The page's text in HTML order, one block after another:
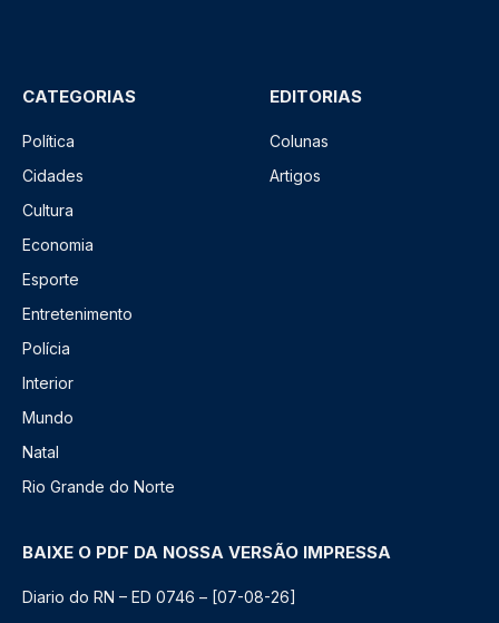
CATEGORIAS
Política
Cidades
Cultura
Economia
Esporte
Entretenimento
Polícia
Interior
Mundo
Natal
Rio Grande do Norte
EDITORIAS
Colunas
Artigos
BAIXE O PDF DA NOSSA VERSÃO IMPRESSA
Diario do RN – ED 0746 – [07-08-26]